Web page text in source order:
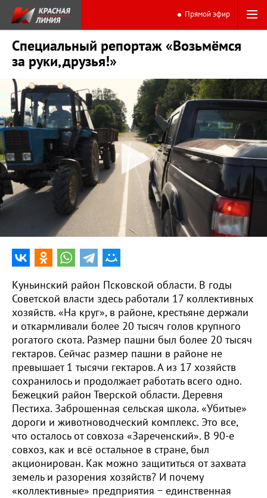
Прямой эфир
Специальный репортаж «Возьмёмся
за руки, друзья!»
19:29
Куньинский район Псковской области. В годы
Советской власти здесь работали 17 коллективных
хозяйств. «На круг», в районе, крестьяне держали
и откармливали более 20 тысяч голов крупного
рогатого скота. Размер пашни был более 20 тысяч
гектаров. Сейчас размер пашни в районе не
превышает 1 тысячи гектаров. А из 17 хозяйств
сохранилось и продолжает работать всего одно.
Бежецкий район Тверской области. Деревня
Пестиха. Заброшенная сельская школа. «Убитые»
дороги и животноводческий комплекс. Это все,
что осталось от совхоза «Зареченский». В 90-е
совхоз, как и всё остальное в стране, был
акционирован. Как можно защититься от захвата
земель и разорения хозяйств? И почему
«коллективные» предприятия − единственная